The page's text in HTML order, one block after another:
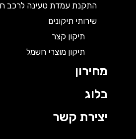
התקנת עמדת טעינה לרכב חשמלי
שירותי תיקונים
תיקון קצר
תיקון מוצרי חשמל
מחירון
בלוג
יצירת קשר